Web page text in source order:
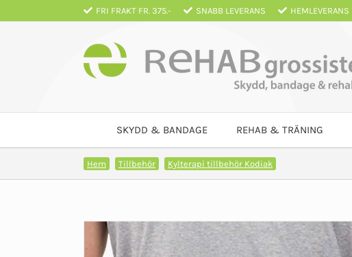
FRI FRAKT FR. 375.- SNABB LEVERANS HEMLEVERANS
SKYDD & BANDAGE REHAB & TRÄNING
Hem Tillbehör Kylterapi tillbehör Kodiak